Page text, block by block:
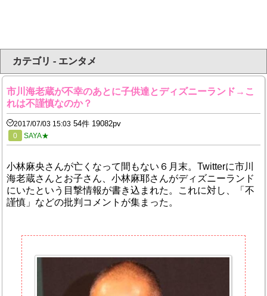
カテゴリ - エンタメ
市川海老蔵が不幸のあとに子供達とディズニーランド→こ
れは不謹慎なのか？
2017/07/03 15:03 54件 19082pv
0 SAYA★
小林麻央さんが亡くなって間もない６月末。Twitterに市川
海老蔵さんとお子さん、小林麻耶さんがディズニーランド
にいたという目撃情報が書き込まれた。これに対し、「不
謹慎」などの批判コメントが集まった。